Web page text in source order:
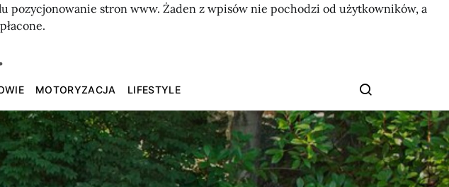
pozycjonowanie stron www. Żaden z wpisów nie pochodzi od użytkowników, a
MOTORYZACJA LIFESTYLE